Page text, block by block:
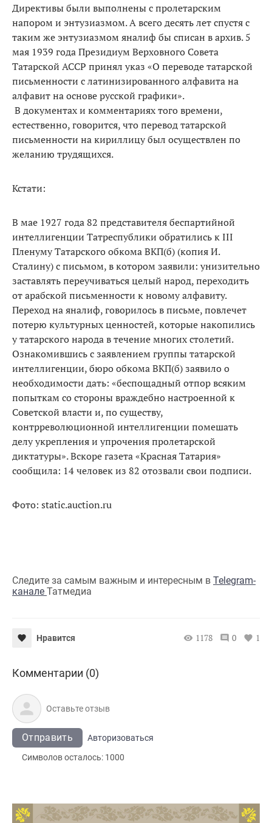
Директивы были выполнены с пролетарским
напором и энтузиазмом. А всего десять лет спустя с
таким же энтузиазмом яналиф бы списан в архив. 5
мая 1939 года Президиум Верховного Совета
Татарской АССР принял указ «О переводе татарской
письменности с латинизированного алфавита на
алфавит на основе русской графики».
В документах и комментариях того времени,
естественно, говорится, что перевод татарской
письменности на кириллицу был осуществлен по
желанию трудящихся.
Кстати:
В мае 1927 года 82 представителя беспартийной
интеллигенции Татреспублики обратились к III
Пленуму Татарского обкома ВКП(б) (копия И.
Сталину) с письмом, в котором заявили: унизительно
заставлять переучиваться целый народ, переходить
от арабской письменности к новому алфавиту.
Переход на яналиф, говорилось в письме, повлечет
потерю культурных ценностей, которые накопились
у татарского народа в течение многих столетий.
Ознакомившись с заявлением группы татарской
интеллигенции, бюро обкома ВКП(б) заявило о
необходимости дать: «беспощадный отпор всяким
попыткам со стороны враждебно настроенной к
Советской власти и, по существу,
контрреволюционной интеллигенции помешать
делу укрепления и упрочения пролетарской
диктатуры». Вскоре газета «Красная Татария»
сообщила: 14 человек из 82 отозвали свои подписи.
Фото: static.auction.ru
Следите за самым важным и интересным в Telegram-
канале Татмедиа
Нравится 1178 0 1
Комментарии (0)
Отправить
Авторизоваться
Символов осталось: 1000